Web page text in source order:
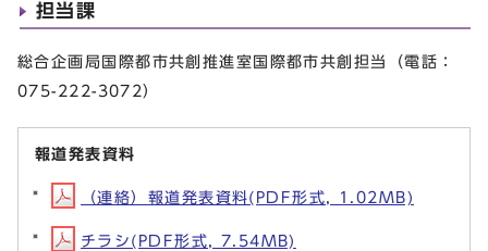
担当課
総合企画局国際都市共創推進室国際都市共創担当（電話：
075-222-3072）
報道発表資料
（連絡）報道発表資料(PDF形式, 1.02MB)
チラシ(PDF形式, 7.54MB)